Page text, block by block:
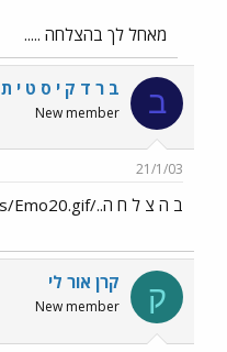
מאחל לך בהצלחה .....
ב ב ר ד ק י ס ט י ת
New member
21/1/03
ב ה צ ל ח ה../images/Emo20.gif
ק קרן אור לי
New member